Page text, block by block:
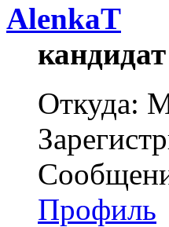
AlenkaT
Откуда:
Профиль